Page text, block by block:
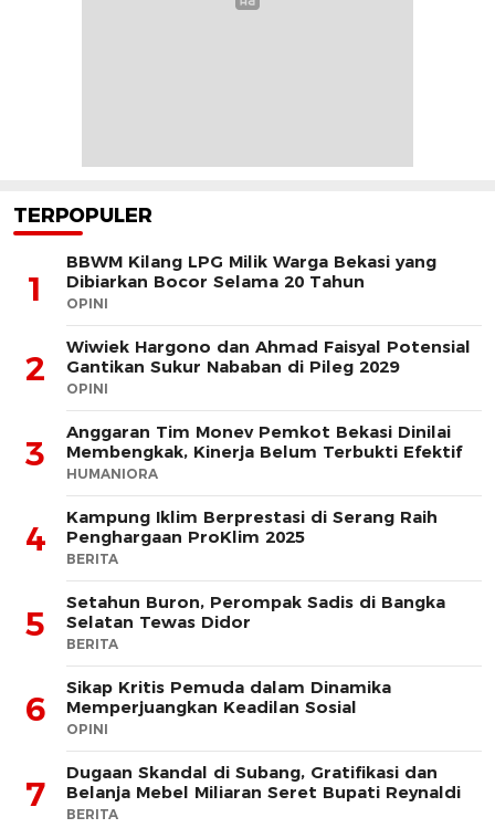
TERPOPULER
1
BBWM Kilang LPG Milik Warga Bekasi yang
Dibiarkan Bocor Selama 20 Tahun
OPINI
2
Wiwiek Hargono dan Ahmad Faisyal Potensial
Gantikan Sukur Nababan di Pileg 2029
OPINI
3
Anggaran Tim Monev Pemkot Bekasi Dinilai
Membengkak, Kinerja Belum Terbukti Efektif
HUMANIORA
4
Kampung Iklim Berprestasi di Serang Raih
Penghargaan ProKlim 2025
BERITA
5
Setahun Buron, Perompak Sadis di Bangka
Selatan Tewas Didor
BERITA
6
Sikap Kritis Pemuda dalam Dinamika
Memperjuangkan Keadilan Sosial
OPINI
7
Dugaan Skandal di Subang, Gratifikasi dan
Belanja Mebel Miliaran Seret Bupati Reynaldi
BERITA